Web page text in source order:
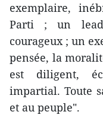
exemplaire,
Parti ; un
courageux ; un
pensée, la
est diligent,
impartial. Toute
et au peuple".